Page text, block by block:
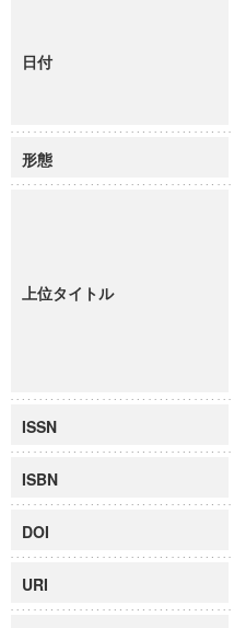
日付
形態
上位タイトル
ISSN
ISBN
DOI
URI